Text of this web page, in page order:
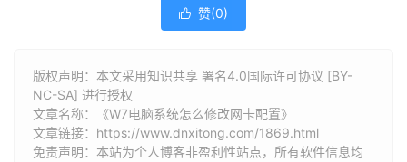
 赞(0)
版权声明：本文采用知识共享 署名4.0国际许可协议 [BY-
NC-SA] 进行授权
文章名称：《W7电脑系统怎么修改网卡配置》
文章链接： https://www.dnxitong.com/1869.html
免责声明：本站为个人博客非盈利性站点，所有软件信息均